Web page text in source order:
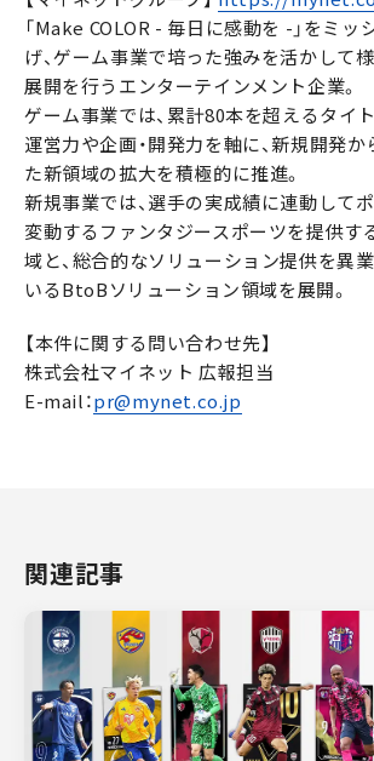
「Make COLOR - 毎日に感動を -」をミッ
げ、ゲーム事業で培った強みを活かして
展開を行うエンターテインメント企業。
ゲーム事業では、累計80本を超えるタイ
運営力や企画・開発力を軸に、新規開発
た新領域の拡大を積極的に推進。
新規事業では、選手の実成績に連動して
変動するファンタジースポーツを提供す
域と、総合的なソリューション提供を異
いるBtoBソリューション領域を展開。
【本件に関する問い合わせ先】
株式会社マイネット 広報担当
E-mail：pr@mynet.co.jp
関連記事